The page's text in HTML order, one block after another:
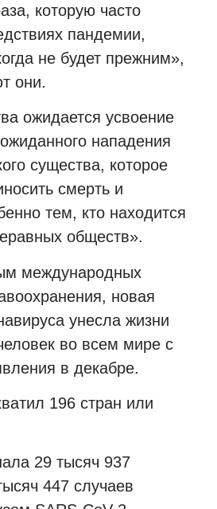
которую часто
пандемии,
не будет прежним»,
они.
ожидается усвоение
нападения
существа, которое
смерть и
тем, кто находится
обществ».
международных
новая
унесла жизни
во всем мире с
в декабре.
196 стран или
29 тысяч 937
447 случаев